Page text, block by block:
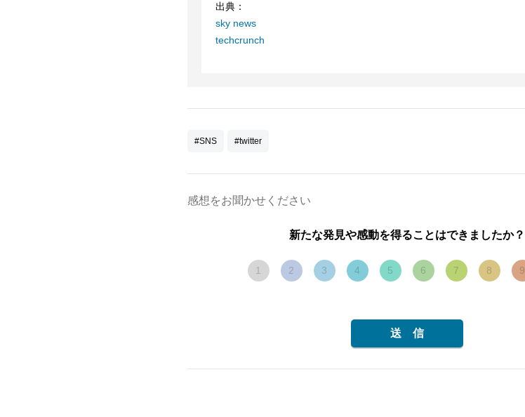
出典：
sky news
techcrunch
#SNS #twitter
感想をお聞かせください
新たな発見や感動を得ることはできましたか？
1 2 3 4 5 6 7 8 9
送 信